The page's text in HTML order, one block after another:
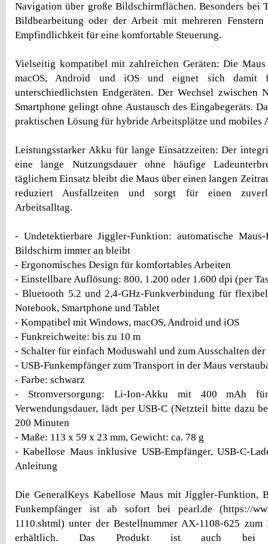
Navigation über große Bildschirmflächen. Besonders bei
Bildbearbeitung oder der Arbeit mit mehreren Fenstern
Empfindlichkeit für eine komfortable Steuerung.
Vielseitig kompatibel mit zahlreichen Geräten: Die
macOS, Android und iOS und eignet sich damit
unterschiedlichsten Endgeräten. Der Wechsel zwischen
Smartphone gelingt ohne Austausch des Eingabegeräts.
praktischen Lösung für hybride Arbeitsplätze und mobiles
Leistungsstarker Akku für lange Einsatzzeiten: Der
eine lange Nutzungsdauer ohne häufige
täglichem Einsatz bleibt die Maus über einen langen
reduziert Ausfallzeiten und sorgt für einen
Arbeitsalltag.
- Undetektierbare Jiggler-Funktion: automatische
Bildschirm immer an bleibt
- Ergonomisches Design für komfortables Arbeiten
- Einstellbare Auflösung: 800, 1.200 oder 1.600 dpi (per
- Bluetooth 5.2 und 2,4-GHz-Funkverbindung für
Notebook, Smartphone und Tablet
- Kompatibel mit Windows, macOS, Android und iOS
- Funkreichweite: bis zu 10 m
- Schalter für einfach Moduswahl und zum Ausschalten der
- USB-Funkempfänger zum Transport in der Maus
- Farbe: schwarz
- Stromversorgung: Li-Ion-Akku mit 400 mAh
Verwendungsdauer, lädt per USB-C (Netzteil bitte dazu
200 Minuten
- Maße: 113 x 59 x 23 mm, Gewicht: ca. 78 g
- Kabellose Maus inklusive USB-Empfänger, USB-C-
Anleitung
Die GeneralKeys Kabellose Maus mit Jiggler-Funktion,
Funkempfänger ist ab sofort bei pearl.de (https://
1110.shtml) unter der Bestellnummer AX-1108-625
erhältlich. Das Produkt ist auch bei